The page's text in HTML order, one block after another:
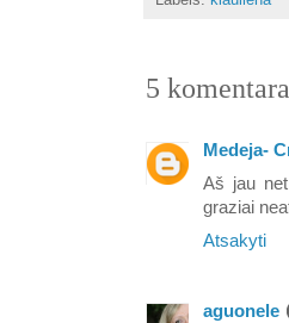
5
Medeja-
Aš jau
graziai
Atsakyti
aguonele